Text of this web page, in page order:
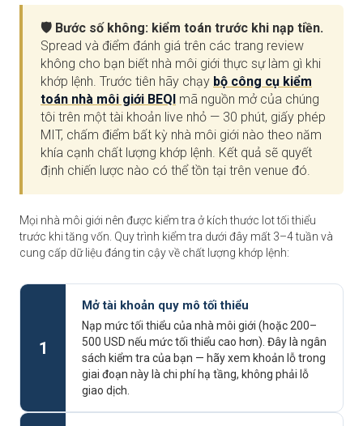
🛡️ Bước số không: kiểm toán trước khi nạp tiền.
Spread và điểm đánh giá trên các trang review
không cho bạn biết nhà môi giới thực sự làm gì khi
khớp lệnh. Trước tiên hãy chạy bộ công cụ kiểm
toán nhà môi giới BEQI mã nguồn mở của chúng
tôi trên một tài khoản live nhỏ — 30 phút, giấy phép
MIT, chấm điểm bất kỳ nhà môi giới nào theo năm
khía cạnh chất lượng khớp lệnh. Kết quả sẽ quyết
định chiến lược nào có thể tồn tại trên venue đó.
Mọi nhà môi giới nên được kiểm tra ở kích thước lot tối thiểu
trước khi tăng vốn. Quy trình kiểm tra dưới đây mất 3–4 tuần và
cung cấp dữ liệu đáng tin cậy về chất lượng khớp lệnh:
1
Mở tài khoản quy mô tối thiểu
Nạp mức tối thiểu của nhà môi giới (hoặc 200–
500 USD nếu mức tối thiểu cao hơn). Đây là ngân
sách kiểm tra của bạn — hãy xem khoản lỗ trong
giai đoạn này là chi phí hạ tầng, không phải lỗ
giao dịch.